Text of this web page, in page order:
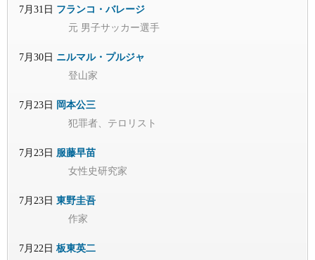
7月31日 フランコ・バレージ
元 男子サッカー選手
7月30日 ニルマル・プルジャ
登山家
7月23日 岡本公三
犯罪者、テロリスト
7月23日 服藤早苗
女性史研究家
7月23日 東野圭吾
作家
7月22日 板東英二